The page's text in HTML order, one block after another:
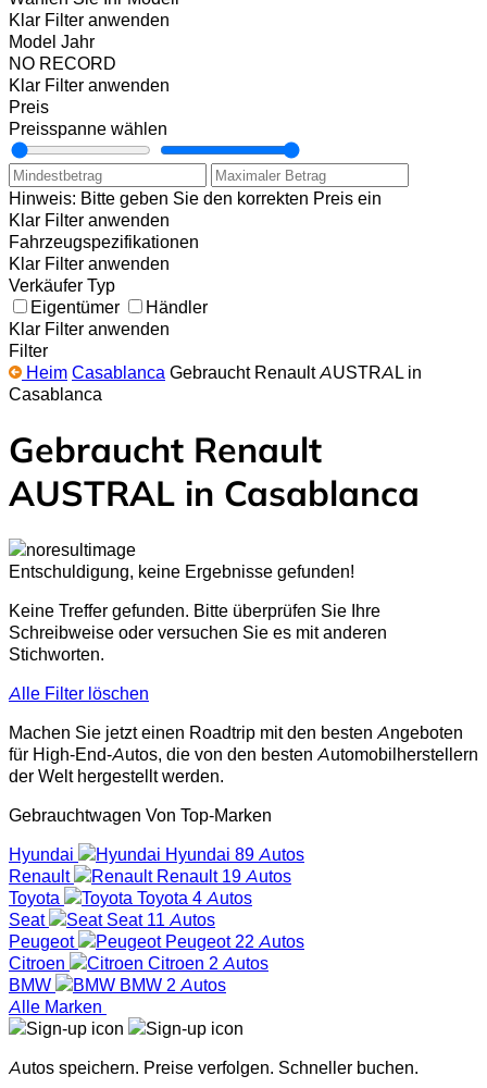
Klar Filter anwenden
Model Jahr
NO RECORD
Klar Filter anwenden
Preis
Preisspanne wählen
Hinweis: Bitte geben Sie den korrekten Preis ein
Klar Filter anwenden
Fahrzeugspezifikationen
Klar Filter anwenden
Verkäufer Typ
Eigentümer
Händler
Klar Filter anwenden
Filter
Heim Casablanca Gebraucht Renault AUSTRAL in
Casablanca
Gebraucht Renault
AUSTRAL in Casablanca
Entschuldigung, keine Ergebnisse gefunden!
Keine Treffer gefunden. Bitte überprüfen Sie Ihre
Schreibweise oder versuchen Sie es mit anderen
Stichworten.
Alle Filter löschen
Machen Sie jetzt einen Roadtrip mit den besten Angeboten
für High-End-Autos, die von den besten Automobilherstellern
der Welt hergestellt werden.
Gebrauchtwagen Von Top-Marken
Hyundai
Hyundai 89 Autos
Renault
Renault 19 Autos
Toyota
Toyota 4 Autos
Seat
Seat 11 Autos
Peugeot
Peugeot 22 Autos
Citroen
Citroen 2 Autos
BMW
BMW 2 Autos
Alle Marken
Autos speichern. Preise verfolgen. Schneller buchen.